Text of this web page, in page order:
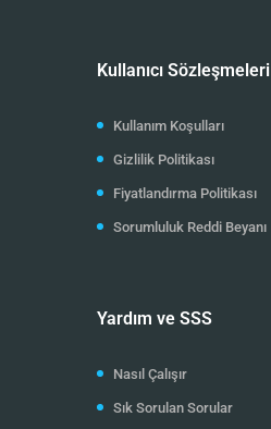
Kullanıcı Sözleşmeleri
Kullanım Koşulları
Gizlilik Politikası
Fiyatlandırma Politikası
Sorumluluk Reddi Beyanı
Yardım ve SSS
Nasıl Çalışır
Sık Sorulan Sorular